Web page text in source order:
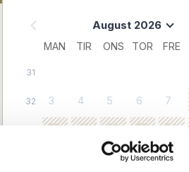
August 2026
MAN TIR ONS TOR FRE
31
32 3 4 5 6 7
10 11 12 13 14
19 20 21